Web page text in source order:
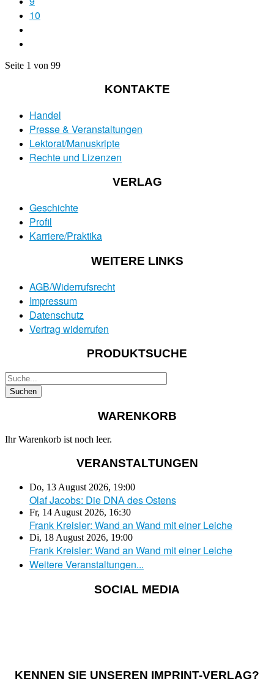
10
Seite 1 von 99
KONTAKTE
Handel
Presse & Veranstaltungen
Lektorat/Manuskripte
Rechte und Lizenzen
VERLAG
Geschichte
Profil
Karriere/Praktika
WEITERE LINKS
AGB/Widerrufsrecht
Impressum
Datenschutz
Vertrag widerrufen
PRODUKTSUCHE
WARENKORB
Ihr Warenkorb ist noch leer.
VERANSTALTUNGEN
Do, 13 August 2026, 19:00
Olaf Jacobs: Die DNA des Ostens
Fr, 14 August 2026, 16:30
Frank Kreisler: Wand an Wand mit einer Leiche
Di, 18 August 2026, 19:00
Frank Kreisler: Wand an Wand mit einer Leiche
Weitere Veranstaltungen...
SOCIAL MEDIA
KENNEN SIE UNSEREN IMPRINT-VERLAG?